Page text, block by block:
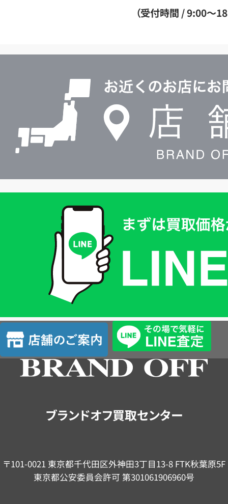
ル
（受付時間 / 9:00～
査
定
店
舗
の
ブランドオフ買取センター
〒101-0021 東京都千代田区外神田3丁目13-8 FTK秋葉原5F
東京都公安委員会許可 第301061906960号